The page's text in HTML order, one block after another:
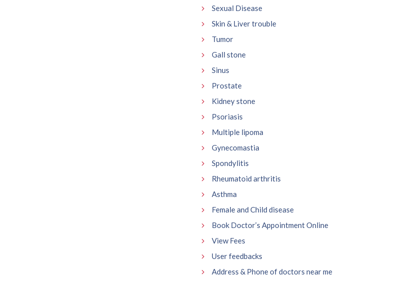
Sexual Disease
Skin & Liver trouble
Tumor
Gall stone
Sinus
Prostate
Kidney stone
Psoriasis
Multiple lipoma
Gynecomastia
Spondylitis
Rheumatoid arthritis
Asthma
Female and Child disease
Book Doctor’s Appointment Online
View Fees
User feedbacks
Address & Phone of doctors near me